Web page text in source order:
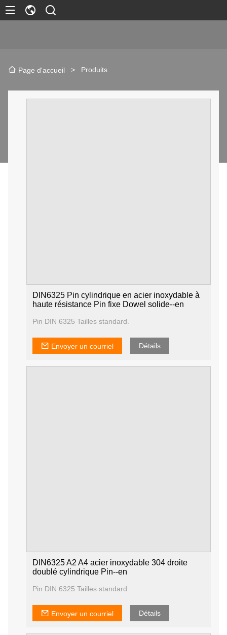
Page d'accueil > Produits
DIN6325 Pin cylindrique en acier inoxydable à
haute résistance Pin fixe Dowel solide--en
Pin DIN 6325 Tailles standard.
Envoyer un courriel Détails
DIN6325 A2 A4 acier inoxydable 304 droite
doublé cylindrique Pin--en
Pin DIN 6325 Tailles standard.
Envoyer un courriel Détails